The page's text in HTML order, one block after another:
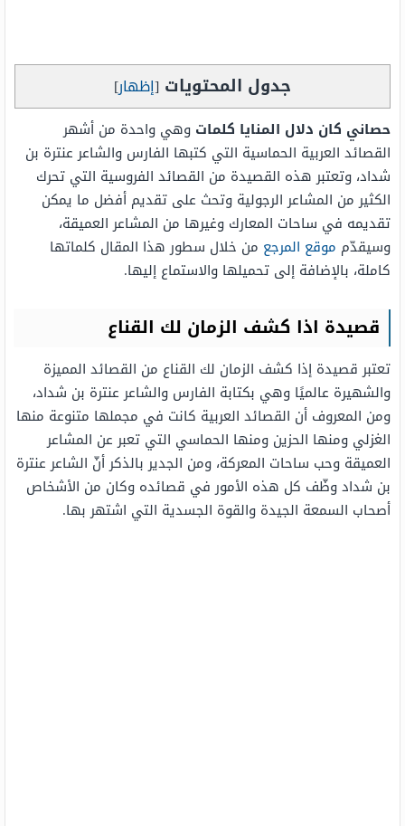
جدول المحتويات [إظهار]
حصاني كان دلال المنايا كلمات وهي واحدة من أشهر
القصائد العربية الحماسية التي كتبها الفارس والشاعر عنترة بن
شداد، وتعتبر هذه القصيدة من القصائد الفروسية التي تحرك
الكثير من المشاعر الرجولية وتحث على تقديم أفضل ما يمكن
تقديمه في ساحات المعارك وغيرها من المشاعر العميقة،
وسيقدّم موقع المرجع من خلال سطور هذا المقال كلماتها
كاملة، بالإضافة إلى تحميلها والاستماع إليها.
قصيدة اذا كشف الزمان لك القناع
تعتبر قصيدة إذا كشف الزمان لك القناع من القصائد المميزة
والشهيرة عالميًا وهي بكتابة الفارس والشاعر عنترة بن شداد،
ومن المعروف أن القصائد العربية كانت في مجملها متنوعة منها
الغزلي ومنها الحزين ومنها الحماسي التي تعبر عن المشاعر
العميقة وحب ساحات المعركة، ومن الجدير بالذكر أنّ الشاعر عنترة
بن شداد وظّف كل هذه الأمور في قصائده وكان من الأشخاص
أصحاب السمعة الجيدة والقوة الجسدية التي اشتهر بها.